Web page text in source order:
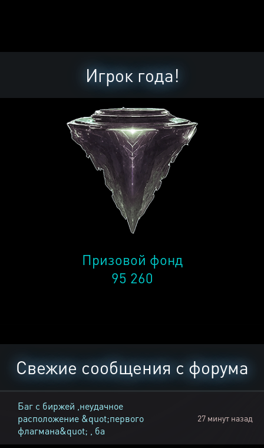
Игрок года!
Призовой фонд
95 260
Свежие сообщения с форума
Баг с биржей ,неудачное
расположение &quot;первого
флагмана&quot; , ба
27 минут назад